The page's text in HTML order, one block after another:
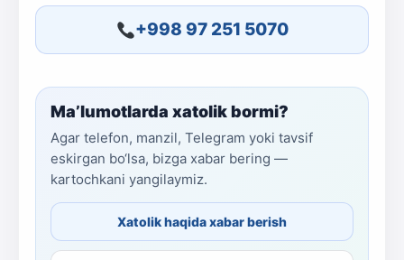
+998 97 251 5070
Ma’lumotlarda xatolik bormi?
Agar telefon, manzil, Telegram yoki tavsif
eskirgan bo‘lsa, bizga xabar bering —
kartochkani yangilaymiz.
Xatolik haqida xabar berish